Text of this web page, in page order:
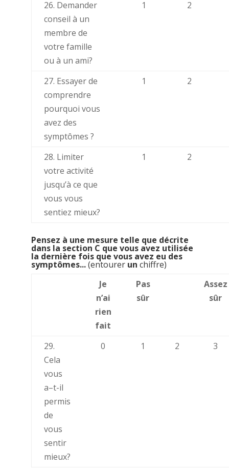
26. Demander
conseil à un
membre de
votre famille
ou à un ami?
1 2
27. Essayer de
comprendre
pourquoi vous
avez des
symptômes ?
1 2
28. Limiter
votre activité
jusqu’à ce que
vous vous
sentiez mieux?
1 2
Pensez à une mesure telle que décrite
dans la section C que vous avez utilisée
la dernière fois que vous avez eu des
symptômes...(entourer un chiffre)
Je
n’ai
rien
fait
Pas
sûr
Assez
sûr
29.
Cela
vous
a–t-il
permis
de
vous
sentir
mieux?
0 1 2 3